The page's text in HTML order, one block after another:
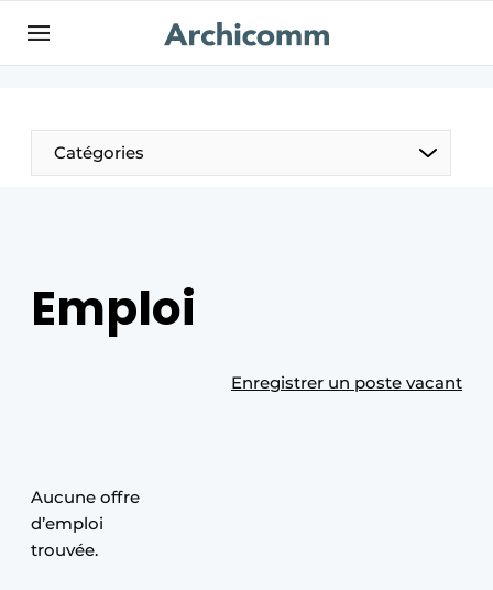
Aanmelden
Contact
Contact
Enregistrer une offre d’emploi
EntreprisesMerci de votre inscription
Privacy / Cookie statement
S’inscrire à l’événement
Catégories
Emploi
Enregistrer un poste vacant
Aucune offre
d’emploi
trouvée.